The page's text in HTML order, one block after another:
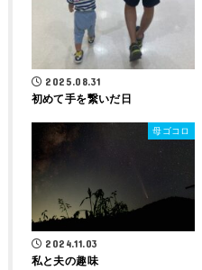
2025.08.31
初めて手を繋いだ日
母ゴコロ
2024.11.03
私と夫の趣味